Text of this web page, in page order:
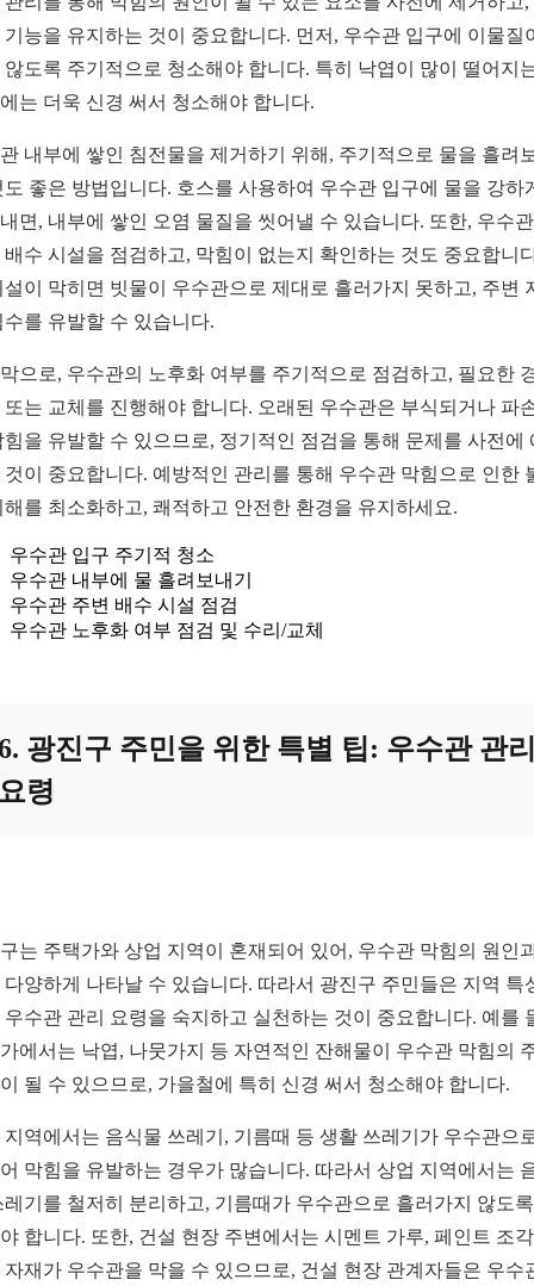
기능을 유지하는 것이 중요합니다. 먼저, 우수관 입구에 이물질
않도록 주기적으로 청소해야 합니다. 특히 낙엽이 많이 떨어지
는 더욱 신경 써서 청소해야 합니다.
내부에 쌓인 침전물을 제거하기 위해, 주기적으로 물을 흘려
도 좋은 방법입니다. 호스를 사용하여 우수관 입구에 물을 강하
면, 내부에 쌓인 오염 물질을 씻어낼 수 있습니다. 또한, 우수
배수 시설을 점검하고, 막힘이 없는지 확인하는 것도 중요합니
설이 막히면 빗물이 우수관으로 제대로 흘러가지 못하고, 주변
수를 유발할 수 있습니다.
으로, 우수관의 노후화 여부를 주기적으로 점검하고, 필요한
또는 교체를 진행해야 합니다. 오래된 우수관은 부식되거나 파
힘을 유발할 수 있으므로, 정기적인 점검을 통해 문제를 사전에
것이 중요합니다. 예방적인 관리를 통해 우수관 막힘으로 인한
해를 최소화하고, 쾌적하고 안전한 환경을 유지하세요.
우수관 입구 주기적 청소
우수관 내부에 물 흘려보내기
우수관 주변 배수 시설 점검
우수관 노후화 여부 점검 및 수리/교체
광진구 주민을 위한 특별 팁: 우수관 관
령
는 주택가와 상업 지역이 혼재되어 있어, 우수관 막힘의 원인
다양하게 나타날 수 있습니다. 따라서 광진구 주민들은 지역 특
우수관 관리 요령을 숙지하고 실천하는 것이 중요합니다. 예를
에서는 낙엽, 나뭇가지 등 자연적인 잔해물이 우수관 막힘의
될 수 있으므로, 가을철에 특히 신경 써서 청소해야 합니다.
지역에서는 음식물 쓰레기, 기름때 등 생활 쓰레기가 우수관으
막힘을 유발하는 경우가 많습니다. 따라서 상업 지역에서는
레기를 철저히 분리하고, 기름때가 우수관으로 흘러가지 않도
합니다. 또한, 건설 현장 주변에서는 시멘트 가루, 페인트 조
자재가 우수관을 막을 수 있으므로, 건설 현장 관계자들은 우수